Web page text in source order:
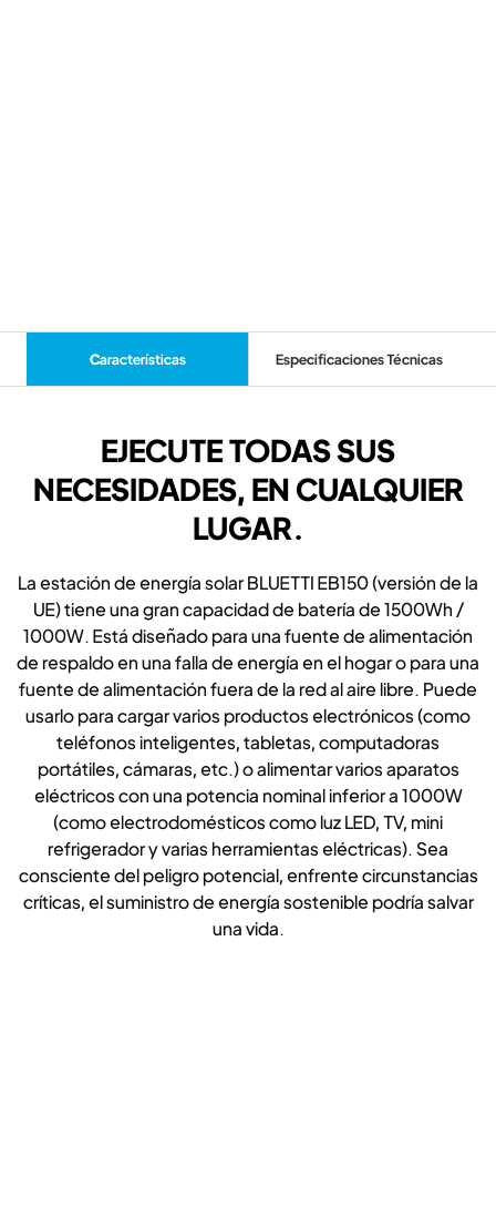
Características Especificaciones Técnicas
EJECUTE TODAS SUS
NECESIDADES, EN CUALQUIER
LUGAR.
La estación de energía solar BLUETTI EB150 (versión de la
UE) tiene una gran capacidad de batería de 1500Wh /
1000W. Está diseñado para una fuente de alimentación
de respaldo en una falla de energía en el hogar o para una
fuente de alimentación fuera de la red al aire libre. Puede
usarlo para cargar varios productos electrónicos (como
teléfonos inteligentes, tabletas, computadoras
portátiles, cámaras, etc.) o alimentar varios aparatos
eléctricos con una potencia nominal inferior a 1000W
(como electrodomésticos como luz LED, TV, mini
refrigerador y varias herramientas eléctricas). Sea
consciente del peligro potencial, enfrente circunstancias
críticas, el suministro de energía sostenible podría salvar
una vida.